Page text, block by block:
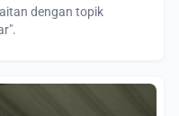
dengan topik